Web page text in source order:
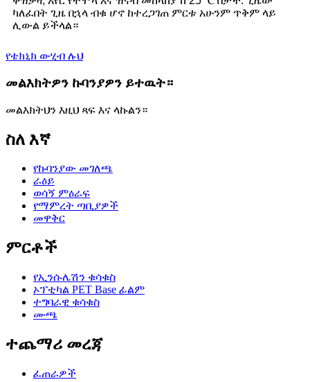
ካለፈበት ጊዜ በኋላ ብቁ ሆኖ ከተረጋገጠ ምርቱ አሁንም ጥቅም ላይ
ሊውል ይችላል።
የቴክኒክ ውሂብ ሉህ
መልእክትዎን ኩባንያዎን ይተዉት።
መልእክትህን እዚህ ጻፍ እና ላኩልን።
ስለ እኛ
የኩባንያው መገለጫ
ራዕይ
ወሳኝ ምዕራፍ
የማምረት ጣቢያዎች
መዋቅር
ምርቶች
የኢንሱሌሽን ቁሳቁስ
ኦፕቲካል PET Base ፊልም
ተግባራዊ ቁሳቁስ
ሙጫ
ተጨማሪ መረጃ
ፈጠራዎች